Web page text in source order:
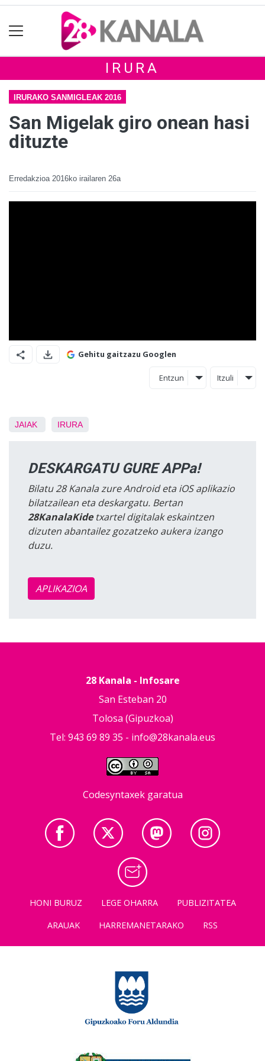
IRURA
IRURAKO SANMIGLEAK 2016
San Migelak giro onean hasi
dituzte
Erredakzioa 2016ko irailaren 26a
Gehitu gaitzazu Googlen
Entzun Itzuli
JAIAK IRURA
DESKARGATU GURE APPa!
Bilatu 28 Kanala zure Android eta iOS aplikazio
bilatzailean eta deskargatu. Bertan
28KanalaKidetxartel digitalak eskaintzen
dizuten abantailez gozatzeko aukera izango
duzu.
APLIKAZIOA
28 Kanala - Infosare
San Esteban 20
Tolosa (Gipuzkoa)
Tel: 943 69 89 35 - info@28kanala.eus
Codesyntaxek garatua
HONI BURUZ LEGE OHARRA
PUBLIZITATEA
ARAUAK
HARREMANETARAKO RSS